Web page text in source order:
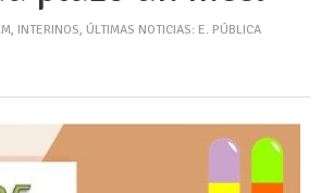
, INTERINOS, ÚLTIMAS NOTICIAS: E. PÚBLICA